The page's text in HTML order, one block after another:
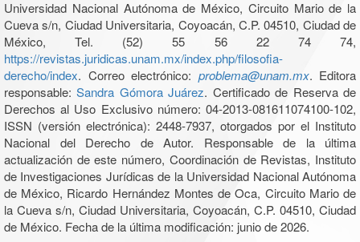
Universidad Nacional Autónoma de México, Circuito Mario de la
Cueva s/n, Ciudad Universitaria, Coyoacán, C.P. 04510, Ciudad de
México, Tel. (52) 55 56 22 74 74,
https://revistas.juridicas.unam.mx/index.php/filosofia-
derecho/index. Correo electrónico: problema@unam.mx. Editora
responsable:Sandra Gómora Juárez. Certificado de Reserva de
Derechos al Uso Exclusivo número: 04-2013-081611074100-102,
ISSN (versión electrónica): 2448-7937, otorgados por el Instituto
Nacional del Derecho de Autor. Responsable de la última
actualización de este número, Coordinación de Revistas, Instituto
de Investigaciones Jurídicas de la Universidad Nacional Autónoma
de México, Ricardo Hernández Montes de Oca, Circuito Mario de
la Cueva s/n, Ciudad Universitaria, Coyoacán, C.P. 04510, Ciudad
de México. Fecha de la última modificación: junio de 2026.